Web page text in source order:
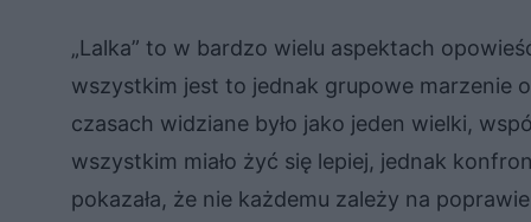
„Lalka” to w bardzo wielu aspektach
wszystkim jest to jednak grupowe marzenie
czasach widziane było jako jeden wielki,
wszystkim miało żyć się lepiej, jednak
pokazała, że nie każdemu zależy na